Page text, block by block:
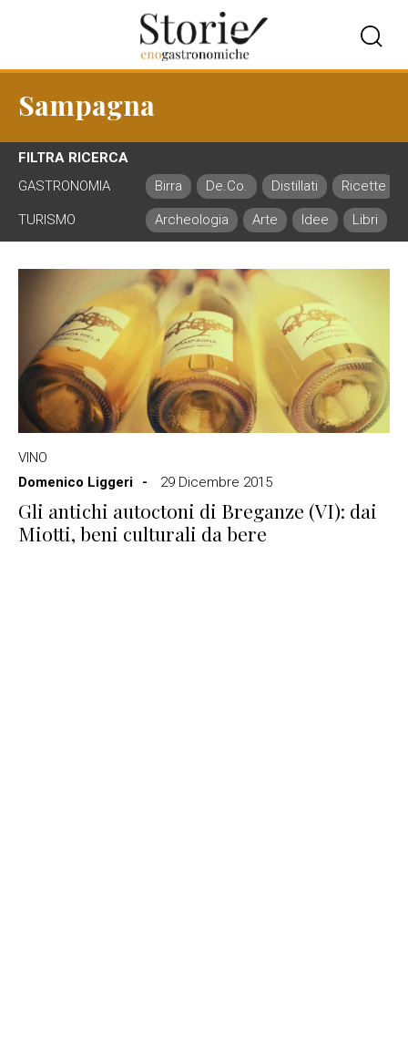
Sampagna
FILTRA RICERCA
GASTRONOMIA
Birra De.Co. Distillati Ricette
TURISMO Archeologia Arte Idee Libri
VINO
Domenico Liggeri
29 Dicembre 2015
Gli antichi autoctoni di Breganze (VI): dai
Miotti, beni culturali da bere